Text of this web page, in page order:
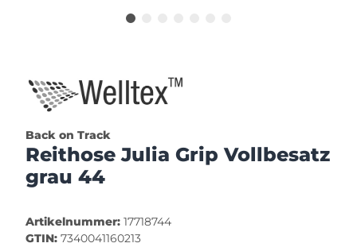
Back on Track
Reithose Julia Grip Vollbesatz
grau 44
Artikelnummer: 17718744
GTIN: 7340041160213